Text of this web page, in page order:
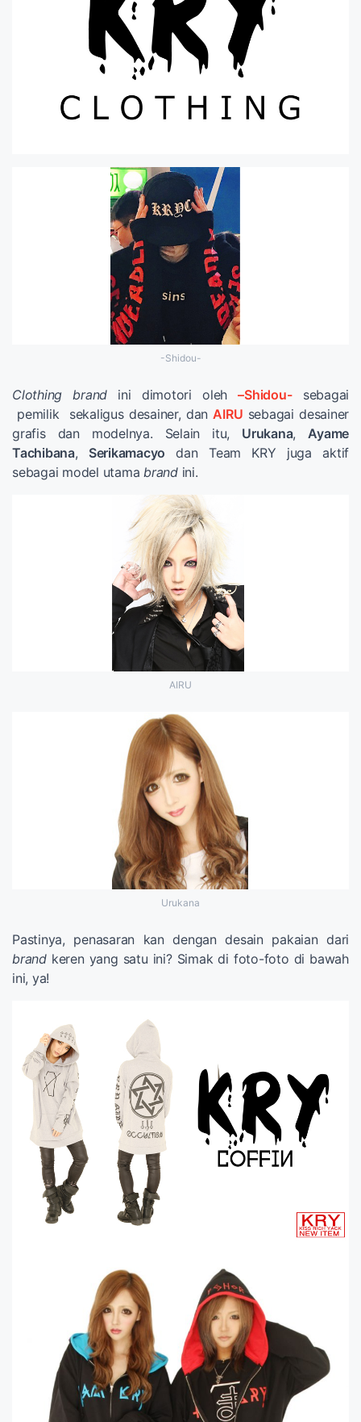
-Shidou-
Clothing brand ini dimotori oleh –Shidou-
sebagai
pemilik sekaligus desainer, dan AIRU sebagai desainer
grafis dan modelnya. Selain itu, Urukana, Ayame
Tachibana, Serikamacyo dan Team KRY juga aktif
sebagai model utama brandini.
AIRU
Urukana
Pastinya, penasaran kan dengan desain pakaian dari
brandkeren yang satu ini? Simak di foto-foto di bawah
ini, ya!